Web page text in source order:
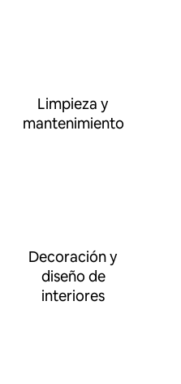
Limpieza y
mantenimiento
Decoración y
diseño de
interiores